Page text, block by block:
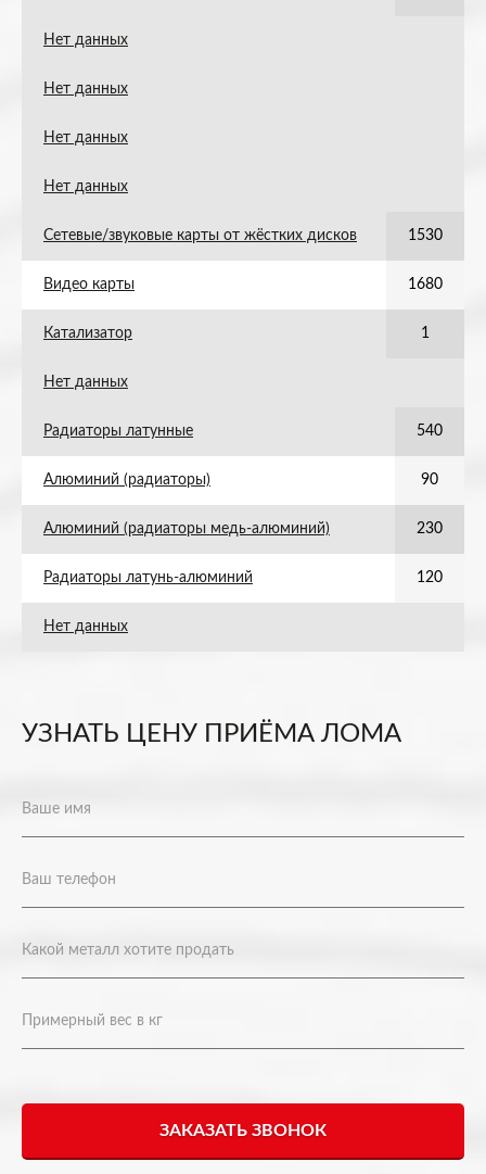
Нет данных
Нет данных
Нет данных
Нет данных
Сетевые/звуковые карты от жёстких дисков 1530
Видео карты 1680
Катализатор 1
Нет данных
Радиаторы латунные 540
Алюминий (радиаторы) 90
Алюминий (радиаторы медь-алюминий) 230
Радиаторы латунь-алюминий 120
Нет данных
УЗНАТЬ ЦЕНУ ПРИЁМА ЛОМА